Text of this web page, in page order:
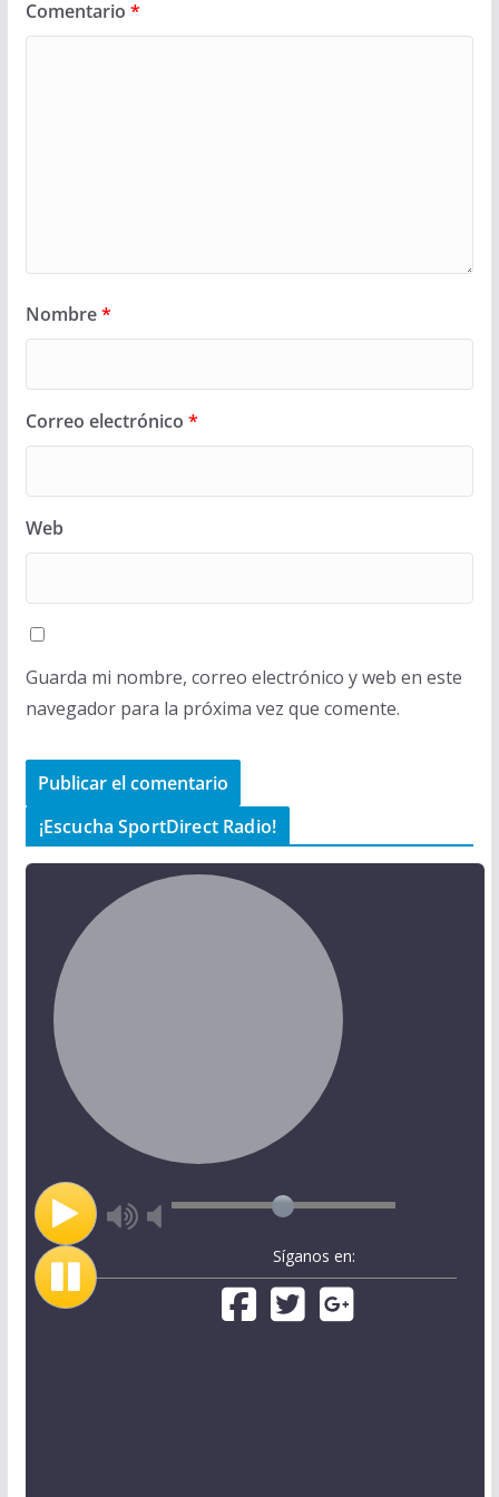
Comentario *
Nombre*
Correo electrónico *
Web
Guarda mi nombre, correo electrónico y web en este
navegador para la próxima vez que comente.
¡Escucha SportDirect Radio!
Síganos en: